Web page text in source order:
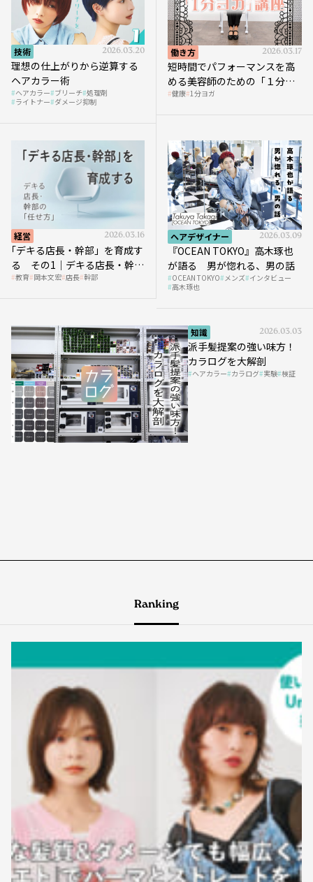
技術 2026.03.20
理想の仕上がりから逆算する
ヘアカラー術
ヘアカラー ブリーチ 処理剤
ライトナー ダメージ抑制
働き方 2026.03.17
短時間でパフォーマンスを高
める美容師のための「１分ヨ
ガ」講座｜実践編
健康 1分ヨガ
経営 2026.03.16
｢デキる店長・幹部」を育成す
る その1｜デキる店長・幹部
の「任せ方」
教育 岡本文宏 店長 幹部
ヘアデザイナー 2026.03.09
『OCEAN TOKYO』高木琢也
が語る 男が惚れる、男の話
OCEAN TOKYO メンズ インタビュー
高木琢也
知識 2026.03.03
派手髪提案の強い味方！
カラログを大解剖
ヘアカラー カラログ 実験 検証
Ranking